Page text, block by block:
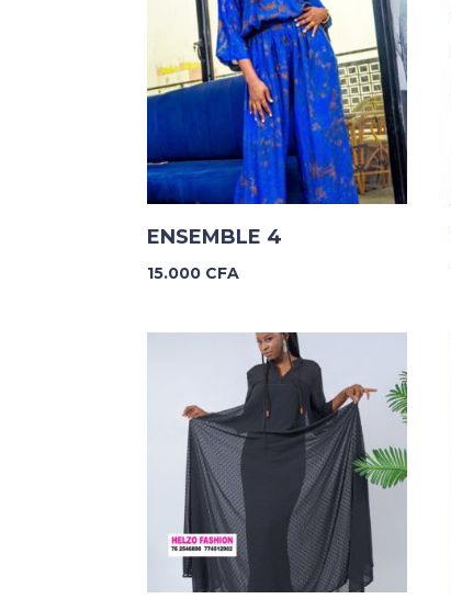
au
ancien
ENSEMBLE 4
15.000 CFA